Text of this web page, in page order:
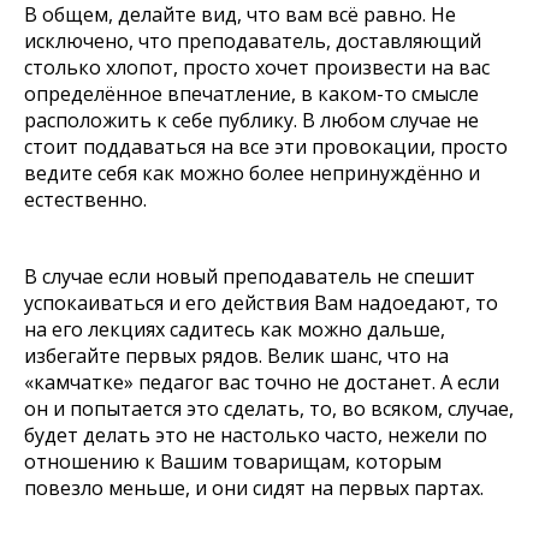
В общем, делайте вид, что вам всё равно. Не
исключено, что преподаватель, доставляющий
столько хлопот, просто хочет произвести на вас
определённое впечатление, в каком-то смысле
расположить к себе публику. В любом случае не
стоит поддаваться на все эти провокации, просто
ведите себя как можно более непринуждённо и
естественно.
В случае если новый преподаватель не спешит
успокаиваться и его действия Вам надоедают, то
на его лекциях садитесь как можно дальше,
избегайте первых рядов. Велик шанс, что на
«камчатке» педагог вас точно не достанет. А если
он и попытается это сделать, то, во всяком, случае,
будет делать это не настолько часто, нежели по
отношению к Вашим товарищам, которым
повезло меньше, и они сидят на первых партах.